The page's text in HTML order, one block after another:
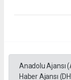
Anadolu Ajansı
Haber Ajansı